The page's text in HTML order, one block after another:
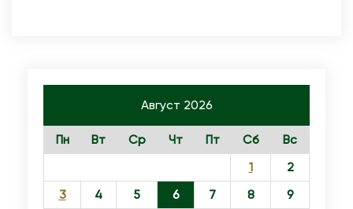
Август 2026
Пн Вт Ср Чт Пт Сб
Вс
1
2
3
4 5 6 7 8
9